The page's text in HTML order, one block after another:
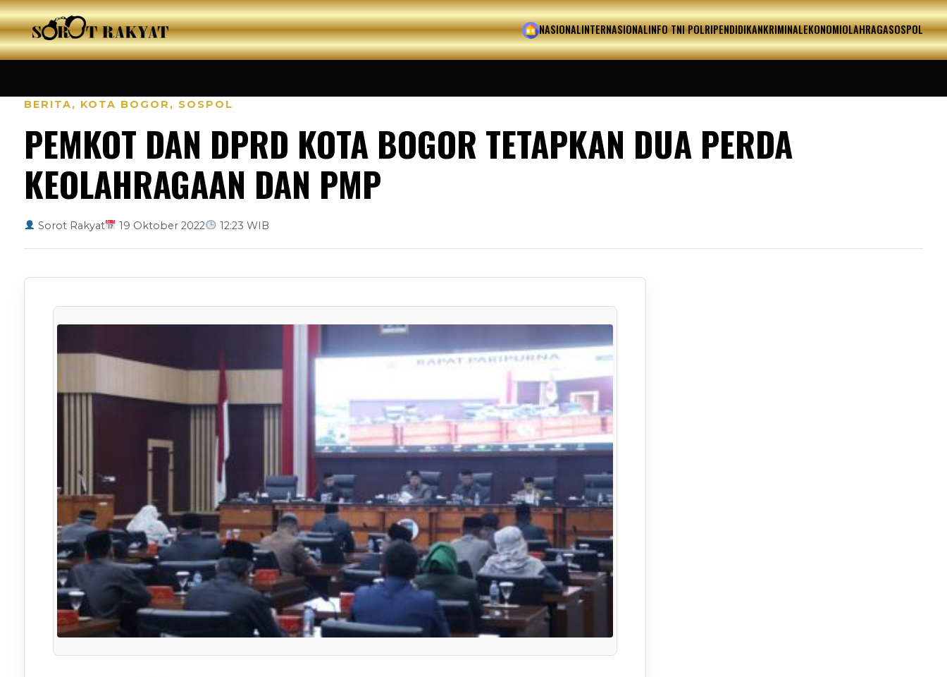
HOME
NASIONALINTERNASIONALINFO TNI POLRIPENDIDIKANKRIMINALEKONOMIOLAHRAGASOSPOL
BERITA, KOTA BOGOR , SOSPOL
PEMKOT DAN DPRD KOTA BOGOR TETAPKAN DUA PERDA
KEOLAHRAGAAN DAN PMP
Sorot Rakyat 19 Oktober 2022 12:23 WIB